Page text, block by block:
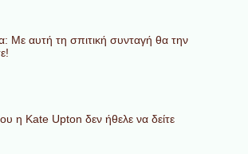
Με αυτή τη σπιτική συνταγή θα την
η Kate Upton δεν ήθελε να δείτε